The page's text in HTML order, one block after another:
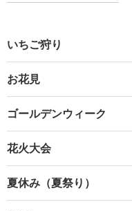
いちご狩り
お花見
ゴールデンウィーク
花火大会
夏休み（夏祭り）